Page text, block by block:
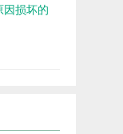
损坏的